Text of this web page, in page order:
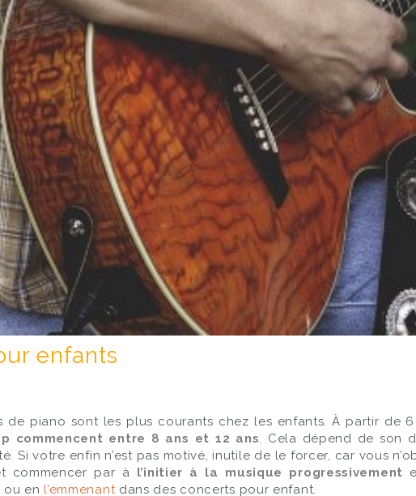
enfants
de piano sont les plus courants chez les enfants. À partir de
commencent entre 8 ans et 12 ans. Cela dépend de son
Si votre enfin n’est pas motivé, inutile de le forcer, car vous
commencer par à l’initier à la musique progressivement
ou en l’emmenantdans des concerts pour enfant.